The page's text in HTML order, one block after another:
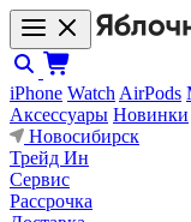
iPhone Watch AirPods
Аксессуары Новинки
Новосибирск
Трейд Ин
Сервис
Рассрочка